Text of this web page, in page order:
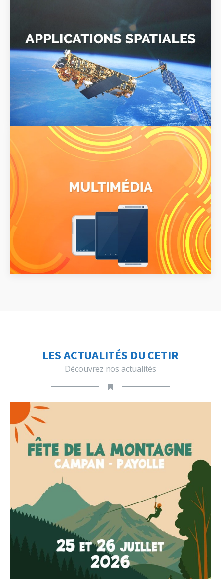
LES ACTUALITÉS DU CETIR
Découvrez nos actualités